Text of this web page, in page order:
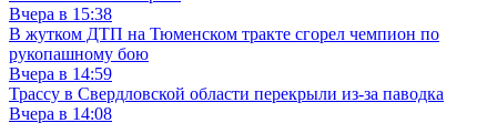
Вчера в 15:38
В жутком ДТП на Тюменском тракте сгорел чемпион по
рукопашному бою
Вчера в 14:59
Трассу в Свердловской области перекрыли из-за паводка
Вчера в 14:08